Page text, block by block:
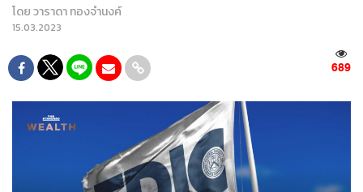
โดยวาราดา ทองจำนงค์
15.03.2023
689